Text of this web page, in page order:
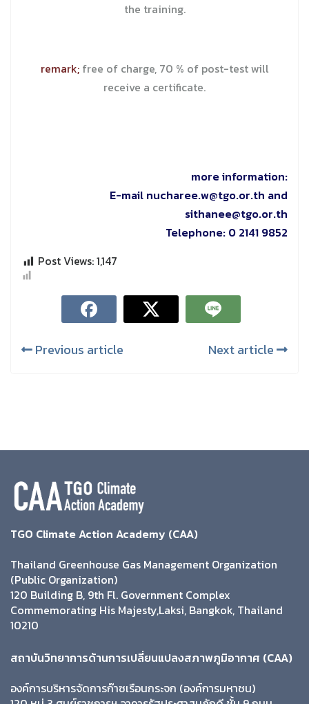
the training.
remark;free of charge, 70 % of post-test will
receive a certificate.
more information:
E-mail nucharee.w@tgo.or.th and
sithanee@tgo.or.th
Telephone: 0 2141 9852
Post Views:1,147
Previous article Next article
TGO Climate Action Academy (CAA)
Thailand Greenhouse Gas Management Organization
(Public Organization)
120 Building B, 9th Fl. Government Complex
Commemorating His Majesty,Laksi, Bangkok, Thailand
10210
สถาบันวิทยาการด้านการเปลี่ยนแปลงสภาพภูมิอากาศ (CAA)
องค์การบริหารจัดการก๊าซเรือนกระจก (องค์การมหาชน)